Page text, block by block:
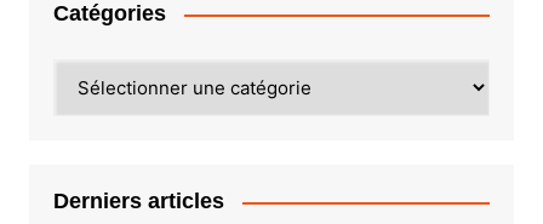
Catégories
Derniers articles